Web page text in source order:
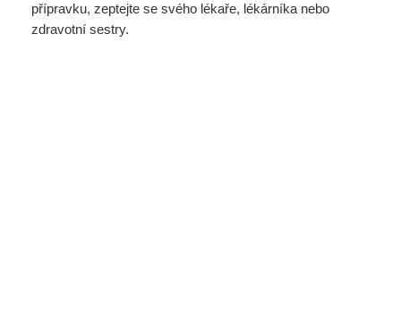
přípravku, zeptejte se svého lékaře, lékárníka nebo
zdravotní sestry.